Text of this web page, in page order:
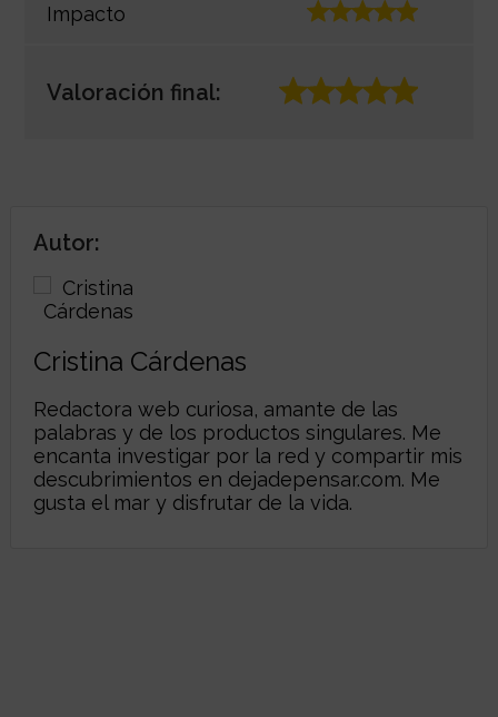
Impacto
Valoración final:
Autor:
Cristina Cárdenas
Redactora web curiosa, amante de las
palabras y de los productos singulares. Me
encanta investigar por la red y compartir mis
descubrimientos en dejadepensar.com. Me
gusta el mar y disfrutar de la vida.